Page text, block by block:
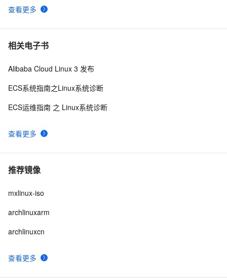
查看更多
相关电子书
查看更多
Alibaba Cloud Linux 3 发布
ECS系统指南之Linux系统诊断
ECS运维指南 之 Linux系统诊断
推荐镜像
查看更多
mxlinux-iso
archlinuxarm
archlinuxcn